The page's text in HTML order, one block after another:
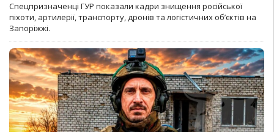
Спецпризначенці ГУР показали кадри знищення російської
піхоти, артилерії, транспорту, дронів та логістичних об’єктів на
Запоріжжі.